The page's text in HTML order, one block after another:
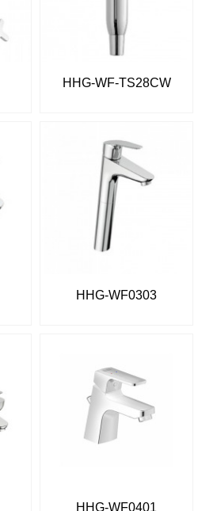
HHG-WF-TS28CW
HHG-WF0303
HHG-WF0401